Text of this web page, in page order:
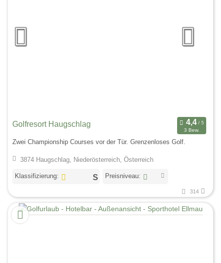
Golfresort Haugschlag
3 Bew.
Zwei Championship Courses vor der Tür. Grenzenloses Golf.
3874 Haugschlag, Niederösterreich, Österreich
Klassifizierung: Preisniveau:
314